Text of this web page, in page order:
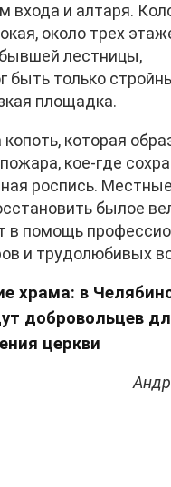
входа и алтаря.
около трех
лестницы,
быть только
площадка.
которая
кое-где
роспись.
былое
в помощь
и трудолюбивых
храма: в
добровольцев
церкви